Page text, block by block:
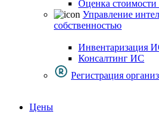
Оценка
Управление
собственностью
Инвентаризация
Консалтинг ИС
Регистрация
Цены